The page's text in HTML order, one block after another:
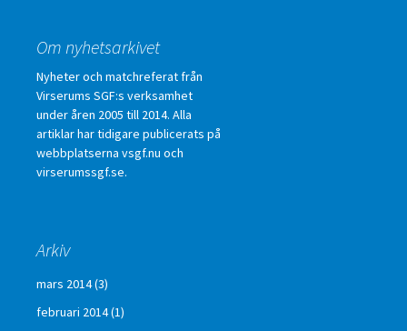
Om nyhetsarkivet
Nyheter och matchreferat från
Virserums SGF:s verksamhet
under åren 2005 till 2014. Alla
artiklar har tidigare publicerats på
webbplatserna vsgf.nu och
virserumssgf.se.
Arkiv
mars 2014(3)
februari 2014(1)